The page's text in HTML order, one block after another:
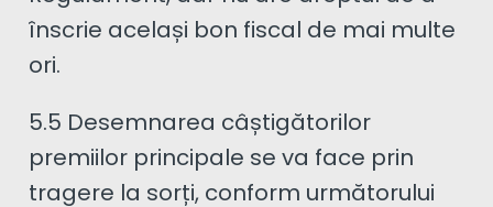
înscrie același bon fiscal de mai multe
ori.
5.5 Desemnarea câștigătorilor
premiilor principale se va face prin
tragere la sorți, conform următorului